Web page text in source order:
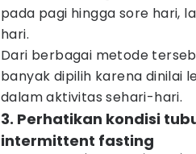
pada pagi hingga sore hari,
hari.
Dari berbagai metode
banyak dipilih karena dinilai
dalam aktivitas sehari-hari.
3. Perhatikan kondisi
intermittent fasting